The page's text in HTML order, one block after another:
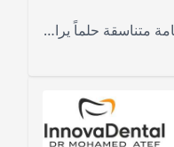
قد تبدو فكرة الحصول على ابتسامة متناسقة حلماً يراود الكثيرين، خاصةً لمن يشعرون بالحرج من اعوجاج أسنانهم أو تزاحمها، لكن مع التطور الكبير في طب الأسنان لم يعد الوصول إلى الابتسامة التي تتمناها أمراً صعباً